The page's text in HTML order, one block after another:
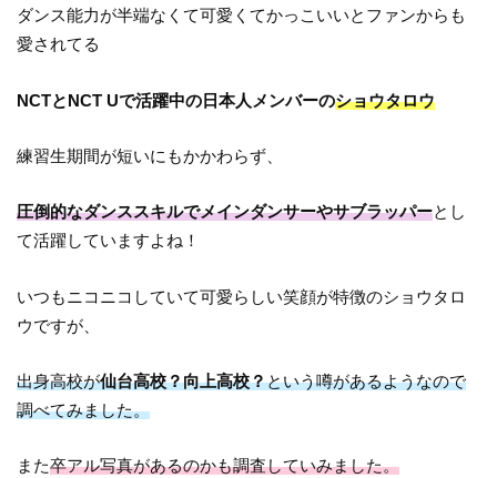
ダンス能力が半端なくて可愛くてかっこいいとファンからも
愛されてる
NCTとNCT Uで活躍中の日本人メンバーのショウタロウ
練習生期間が短いにもかかわらず、
圧倒的なダンススキルでメインダンサーやサブラッパーとし
て活躍していますよね！
いつもニコニコしていて可愛らしい笑顔が特徴のショウタロ
ウですが、
出身高校が仙台高校？向上高校？という噂があるようなので
調べてみました。
また卒アル写真があるのかも調査していみました。